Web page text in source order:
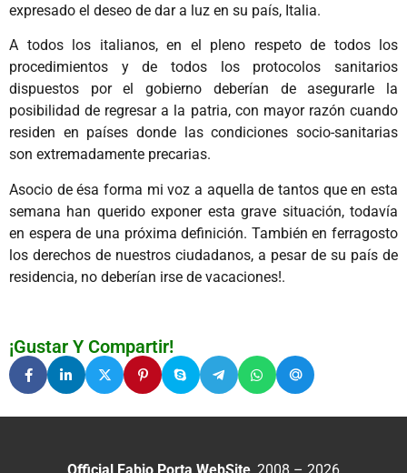
expresado el deseo de dar a luz en su país, Italia.
A todos los italianos, en el pleno respeto de todos los
procedimientos y de todos los protocolos sanitarios
dispuestos por el gobierno deberían de asegurarle la
posibilidad de regresar a la patria, con mayor razón cuando
residen en países donde las condiciones socio-sanitarias
son extremadamente precarias.
Asocio de ésa forma mi voz a aquella de tantos que en esta
semana han querido exponer esta grave situación, todavía
en espera de una próxima definición. También en ferragosto
los derechos de nuestros ciudadanos, a pesar de su país de
residencia, no deberían irse de vacaciones!.
¡Gustar Y Compartir!